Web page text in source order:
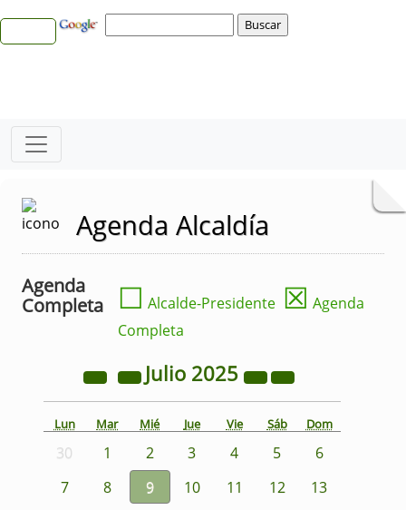
Agenda Alcaldía
Agenda
Completa
☐ Alcalde-Presidente ☒ Agenda
Completa
Julio 2025
Lun Mar Mié Jue Vie Sáb Dom
30 1 2 3 4 5
6
7
8 9 10 11 12
13